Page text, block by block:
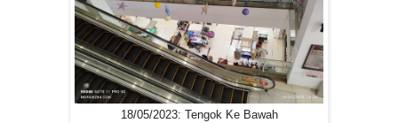
18/05/2023: Tengok Ke Bawah